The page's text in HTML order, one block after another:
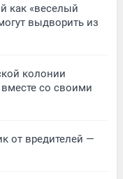
как «веселый
выдворить из
колонии
со своими
от вредителей —